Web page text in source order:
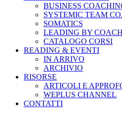
BUSINESS
SYSTEMIC TEAM
SOMATICS
LEADING BY
CATALOGO CORSI
READING & EVENTI
IN ARRIVO
ARCHIVIO
RISORSE
ARTICOLI E
WEPLUS CHANNEL
CONTATTI